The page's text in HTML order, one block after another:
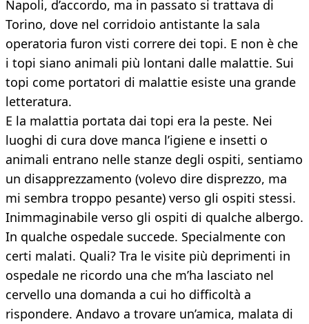
Napoli, d’accordo, ma in passato si trattava di
Torino, dove nel corridoio antistante la sala
operatoria furon visti correre dei topi. E non è che
i topi siano animali più lontani dalle malattie. Sui
topi come portatori di malattie esiste una grande
letteratura.
E la malattia portata dai topi era la peste. Nei
luoghi di cura dove manca l’igiene e insetti o
animali entrano nelle stanze degli ospiti, sentiamo
un disapprezzamento (volevo dire disprezzo, ma
mi sembra troppo pesante) verso gli ospiti stessi.
Inimmaginabile verso gli ospiti di qualche albergo.
In qualche ospedale succede. Specialmente con
certi malati. Quali? Tra le visite più deprimenti in
ospedale ne ricordo una che m’ha lasciato nel
cervello una domanda a cui ho difficoltà a
rispondere. Andavo a trovare un’amica, malata di